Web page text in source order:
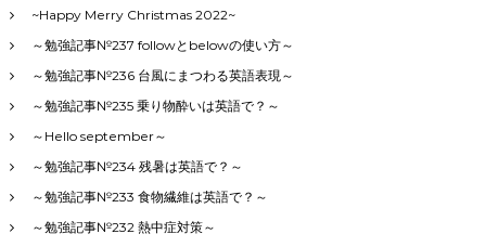
~Happy Merry Christmas 2022~
～勉強記事№237 followとbelowの使い方～
～勉強記事№236 台風にまつわる英語表現～
～勉強記事№235 乗り物酔いは英語で？～
～Hello september～
～勉強記事№234 残暑は英語で？～
～勉強記事№233 食物繊維は英語で？～
～勉強記事№232 熱中症対策～